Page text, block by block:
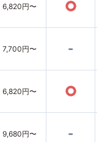
6,820円〜 ○
7,700円〜 -
6,820円〜 ○
9,680円〜 -